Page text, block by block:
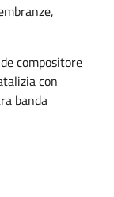
compositore
con
banda